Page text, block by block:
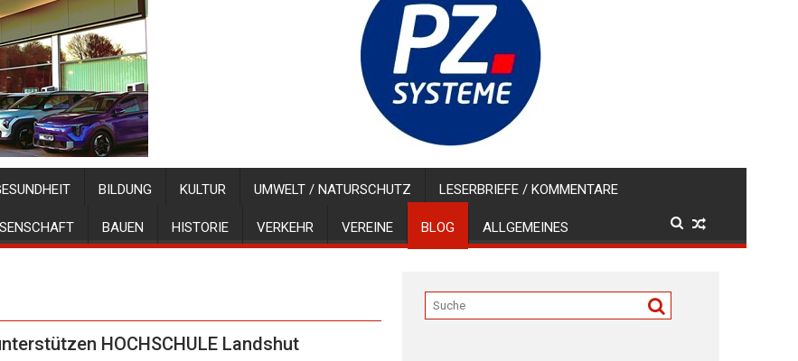
BILDUNG KULTUR UMWELT / NATURSCHUTZ LESERBRIEFE / KOMMENTARE
BAUEN HISTORIE VERKEHR VEREINE BLOG ALLGEMEINES
HOCHSCHULE Landshut